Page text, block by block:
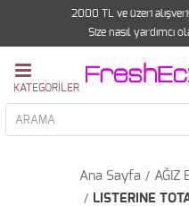
2000 TL ve üzeri
Size nasıl yardımcı
Ana Sayfa AĞIZ
LISTERINE